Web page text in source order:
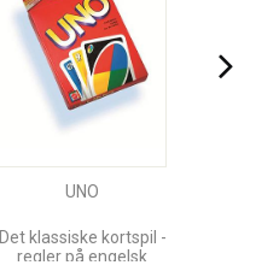
UNO
Det klassiske kortspil -
regler på engelsk